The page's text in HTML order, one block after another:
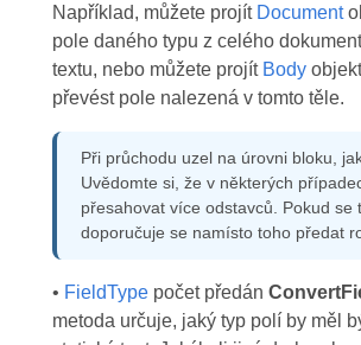
Například, můžete projít Document
pole daného typu z celého
textu, nebo můžete projít Body
převést pole nalezená v tomto těle.
Při průchodu uzel na úrovni bloku,
Uvědomte si, že v některých
přesahovat více odstavců. Pokud se
doporučuje se namísto toho předat
• FieldTypepočet předán
metoda určuje, jaký typ polí by měl